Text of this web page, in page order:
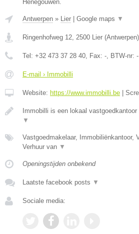
Henegouwen.
Antwerpen » Lier Google maps ▼
Ringenhofweg 12, 2500 Lier (Antwerpen)
Tel: +32 473 37 28 40, Fax: -, BTW-nr: -
E-mail › Immobilli
Website: https://www.immobilli.be
Immobilli is een lokaal
▼
Vastgoedmakelaar, Immobiliënkantoor,
Verhuur van ▼
Openingstijden onbekend
Laatste facebook posts ▼
Sociale media: